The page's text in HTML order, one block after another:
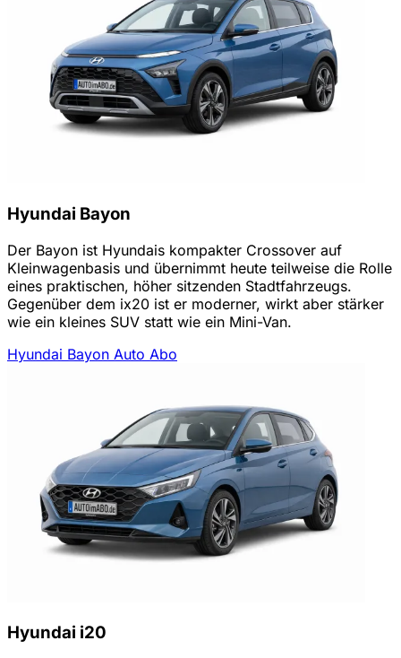
Hyundai Bayon
Der Bayon ist Hyundais kompakter Crossover auf
Kleinwagenbasis und übernimmt heute teilweise die Rolle
eines praktischen, höher sitzenden Stadtfahrzeugs.
Gegenüber dem ix20 ist er moderner, wirkt aber stärker
wie ein kleines SUV statt wie ein Mini-Van.
Hyundai Bayon Auto Abo
Hyundai i20